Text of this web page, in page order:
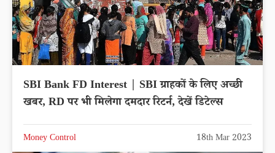
SBI Bank FD Interest | SBI ग्राहकों के लिए अच्छी
खबर, RD पर भी मिलेगा दमदार रिटर्न, देखें डिटेल्स
Money Control 18th Mar 2023